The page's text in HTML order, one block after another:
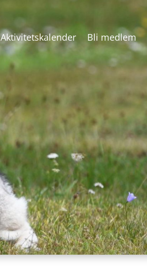
Aktivitetskalender Bli medlem